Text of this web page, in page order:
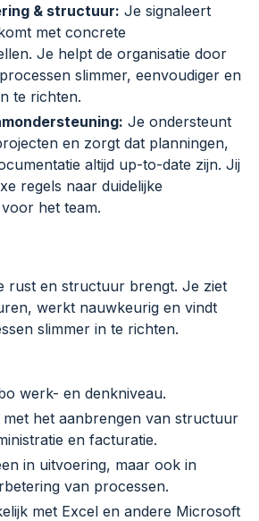
& structuur: Je signaleert
met concrete
Je helpt de organisatie door
slimmer, eenvoudiger en
te richten.
Je ondersteunt
en zorgt dat planningen,
altijd up-to-date zijn. Jij
regels naar duidelijke
het team.
rust en structuur brengt. Je ziet
werkt nauwkeurig en vindt
slimmer in te richten.
werk- en denkniveau.
het aanbrengen van structuur
en facturatie.
in uitvoering, maar ook in
van processen.
met Excel en andere Microsoft